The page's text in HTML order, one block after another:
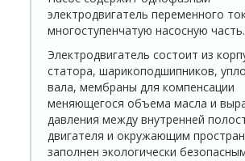
электродвигатель переменного
многоступенчатую насосную часть.
Электродвигатель состоит из
статора, шарикоподшипников,
вала, мембраны для компенсации
меняющегося объема масла и
давления между внутренней
двигателя и окружающим
заполнен экологически